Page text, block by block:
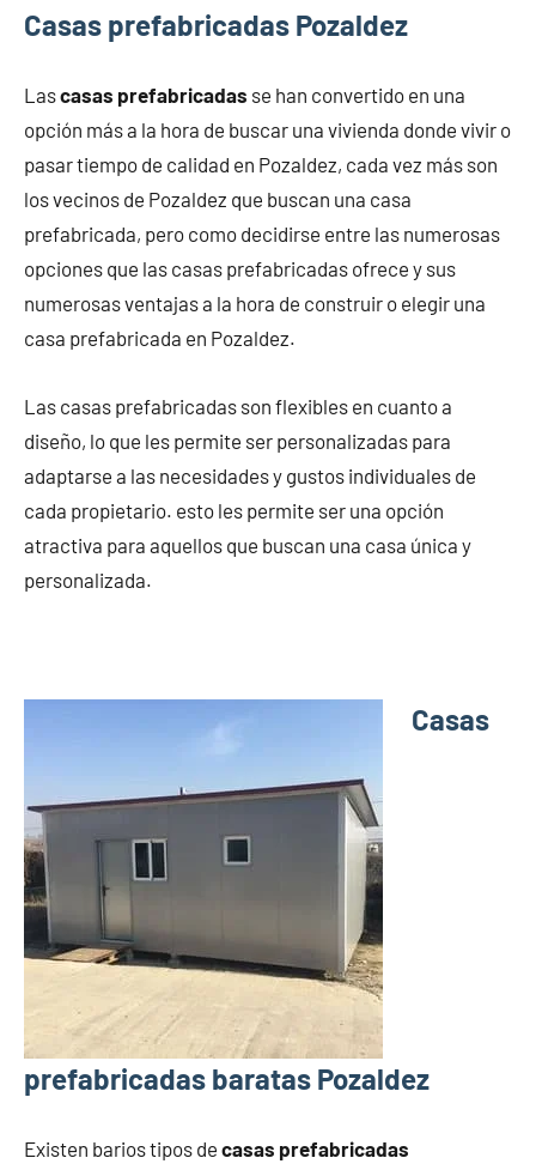
Casas prefabricadas Pozaldez
Lascasas prefabricadas se han convertido en una
opción más a la hora de buscar una vivienda donde vivir o
pasar tiempo de calidad en Pozaldez, cada vez más son
los vecinos de Pozaldez que buscan una casa
prefabricada, pero como decidirse entre las numerosas
opciones que las casas prefabricadas ofrece y sus
numerosas ventajas a la hora de construir o elegir una
casa prefabricada en Pozaldez.
Las casas prefabricadas son flexibles en cuanto a
diseño, lo que les permite ser personalizadas para
adaptarse a las necesidades y gustos individuales de
cada propietario. esto les permite ser una opción
atractiva para aquellos que buscan una casa única y
personalizada.
Casas
prefabricadas baratas Pozaldez
Existen barios tipos de casas prefabricadas